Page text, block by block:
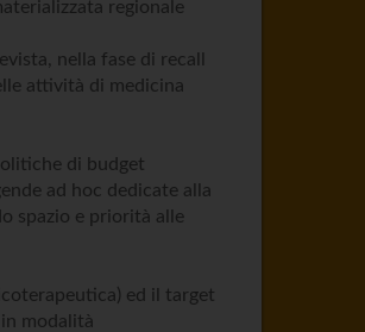
regionale
nella fase di recall
attività di medicina
di budget
ad hoc dedicate alla
spazio e priorità alle
ed il target
modalità